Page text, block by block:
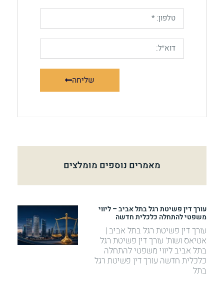
שליחה
מאמרים נוספים מומלצים
עורך דין פשיטת רגל בתל אביב – ליווי
משפטי להתחלה כלכלית חדשה
עורך דין פשיטת רגל בתל אביב |
אטיאס ושות' עורך דין פשיטת רגל
בתל אביב ליווי משפטי להתחלה
כלכלית חדשה עורך דין פשיטת רגל
בתל